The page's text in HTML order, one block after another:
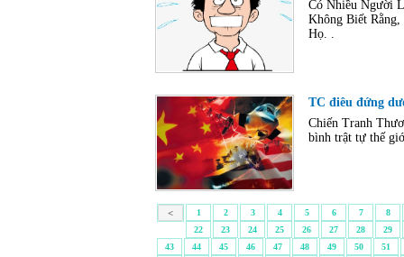
Có Nhiều Người
Không Biết
Họ. .
TC điêu đứng
Chiến Tranh
bình trật tự thế
< 1 2 3 4 5 6 7 8
22
23 24 25 26 27 28 29
43
44 45 46 47 48 49 50 51